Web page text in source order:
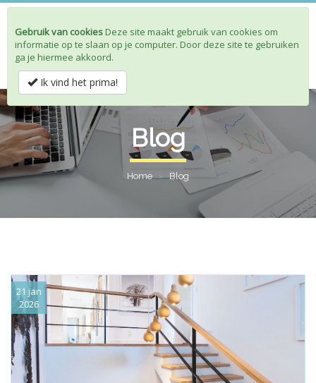
Toggle
Blog
Home » Blog
21 jan
2026
Gebruik van cookiesDeze site maakt gebruik van cookies om
informatie op te slaan op je computer. Door deze site te gebruiken
ga je hiermee akkoord.
Ik vind het prima!